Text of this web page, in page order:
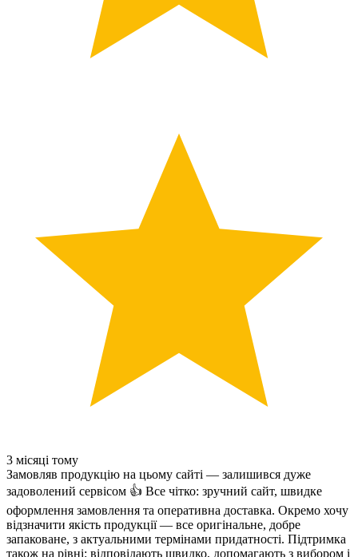
3 місяці тому
Замовляв продукцію на цьому сайті — залишився дуже
задоволений сервісом 👍 Все чітко: зручний сайт, швидке
оформлення замовлення та оперативна доставка. Окремо хочу
відзначити якість продукції — все оригінальне, добре
запаковане, з актуальними термінами придатності. Підтримка
також на рівні: відповідають швидко, допомагають з вибором і